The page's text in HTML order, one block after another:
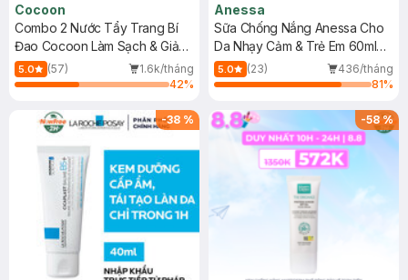
Cocoon
Combo 2 Nước Tẩy Trang Bí
Đao Cocoon Làm Sạch & Giảm
Dầu 500ml
5.0 (57)
1.6k/tháng
42%
Anessa
Sữa Chống Nắng Anessa Cho
Da Nhạy Cảm & Trẻ Em 60ml
(Mới)
5.0 (23)
436/tháng
81%
-38 % -58%